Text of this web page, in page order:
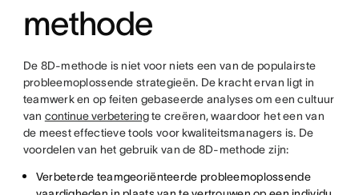
methode
De 8D-methode is niet voor niets een van de populairste
probleemoplossende strategieën. De kracht ervan ligt in
teamwerk en op feiten gebaseerde analyses om een cultuur
van continue verbeteringte creëren, waardoor het een van
de meest effectieve tools voor kwaliteitsmanagers is. De
voordelen van het gebruik van de 8D-methode zijn:
Verbeterde teamgeoriënteerde probleemoplossende